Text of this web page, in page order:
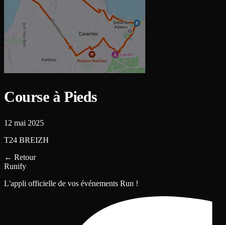
Course à Pieds
12 mai 2025
T24 BREIZH
← Retour
Runify
L'appli officielle de vos événements Run !